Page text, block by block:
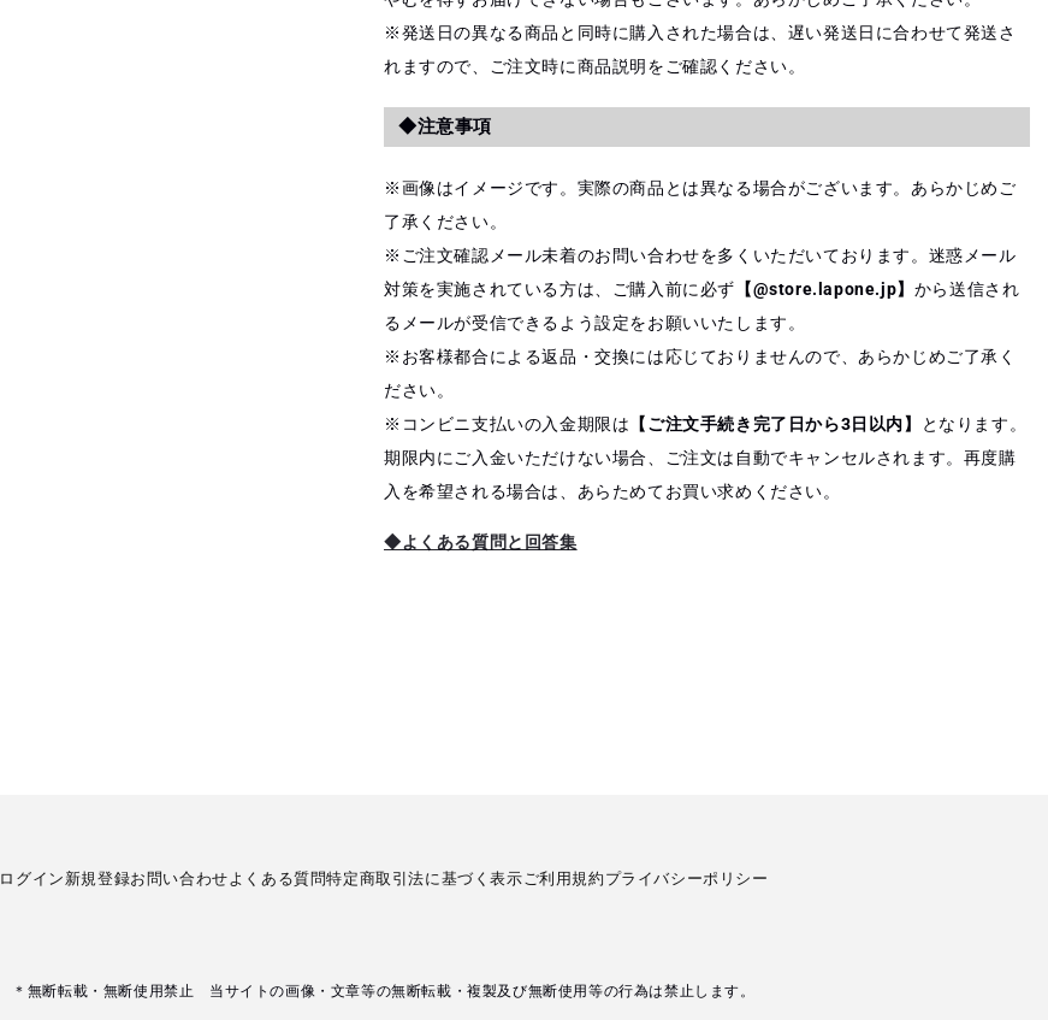
※発送日の異なる商品と同時に購入された場合は、遅い発送日に合わせて発送さ
れますので、ご注文時に商品説明をご確認ください。
◆注意事項
※画像はイメージです。実際の商品とは異なる場合がございます。あらかじめご
了承ください。
※ご注文確認メール未着のお問い合わせを多くいただいております。迷惑メール
対策を実施されている方は、ご購入前に必ず 【@store.lapone.jp】 から送信され
るメールが受信できるよう設定をお願いいたします。
※お客様都合による返品・交換には応じておりませんので、あらかじめご了承く
ださい。
※コンビニ支払いの入金期限は 【ご注文手続き完了日から3日以内】
となります。
期限内にご入金いただけない場合、ご注文は自動でキャンセルされます。再度購
入を希望される場合は、あらためてお買い求めください。
◆よくある質問と回答集
ログイン 新規登録お問い合わせよくある質問特定商取引法に基づく表示ご利用規約 プライバシーポリシー
＊無断転載・無断使用禁止 当サイトの画像・文章等の無断転載・複製及び無断使用等の行為は禁止します。